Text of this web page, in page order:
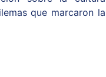
que marcaron la